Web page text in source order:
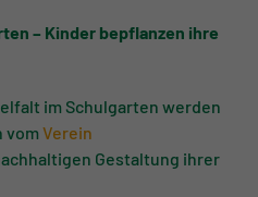
– Kinder bepflanzen ihre
im Schulgarten werden
vom Verein
Gestaltung ihrer